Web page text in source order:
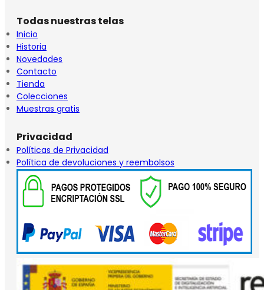
Todas nuestras telas
Inicio
Historia
Novedades
Contacto
Tienda
Colecciones
Muestras gratis
Privacidad
Políticas de Privacidad
Política de devoluciones y reembolsos